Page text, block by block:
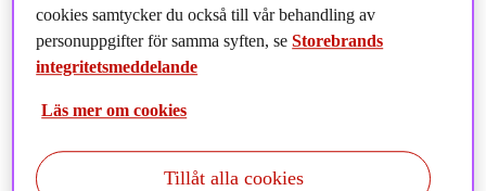
Vi uppdaterar löpande om en tjänst inte fungerar på
grund av underhållsarbete eller tekniska problem.
Kontakta oss för ytterligare frågor via kundservice
cookies samtycker du också till vår behandling av
personuppgifter för samma syften, seStorebrands
integritetsmeddelande
Läs mer om cookies
Tillåt alla cookies